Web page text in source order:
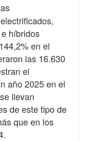
híbridos
en el
las 16.630
el
año 2025 en el
llevan
de este tipo de
que en los